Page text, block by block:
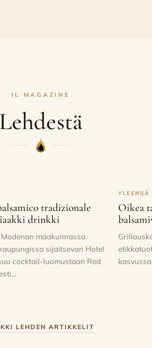
opastettuja kierroksia
koordinaattorina kirjan „
Balsamico Tradizionale di Modena
2020.
IL MAGAZINE
Lehdestä
tradizionale
drinkki
maakunnassa
sijaitsevan Hotel
cocktail-luomustaan Red
YLEENSÄ
Oikea
LEHDEN ARTIKKELIT